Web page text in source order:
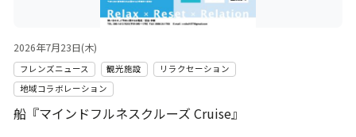
2026年7月23日(木)
フレンズニュース 観光施設
リラクセーション
地域コラボレーション
船『マインドフルネスクルーズ Cruise』